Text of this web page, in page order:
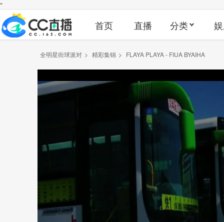
"
首页 直播 分类
全明星街球派对 > 精彩集锦 > FLAYA PLAYA - FIUA BYAIHA